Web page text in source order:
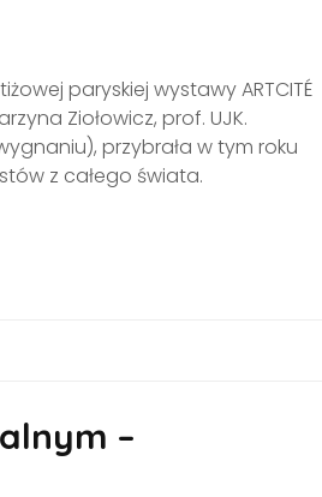
paryskiej wystawy ARTCITÉ
Ziołowicz, prof. UJK.
przybrała w tym roku
z całego świata.
–